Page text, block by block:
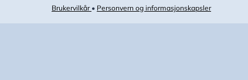
Brukervilkår • Personvern og informasjonskapsler